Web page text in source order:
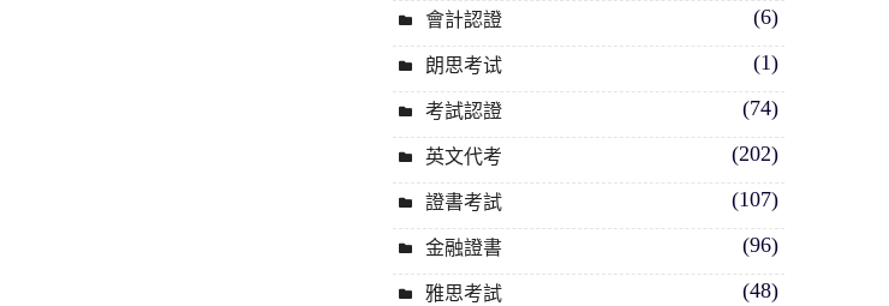
會計認證 (6)
朗思考试 (1)
考試認證 (74)
英文代考 (202)
證書考試 (107)
金融證書 (96)
雅思考試 (48)